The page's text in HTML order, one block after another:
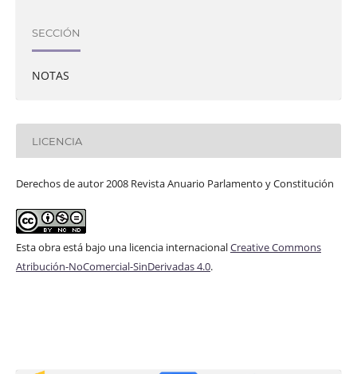
SECCIÓN
NOTAS
LICENCIA
Derechos de autor 2008 Revista Anuario Parlamento y Constitución
Esta obra está bajo una licencia internacionalCreative Commons
Atribución-NoComercial-SinDerivadas 4.0.